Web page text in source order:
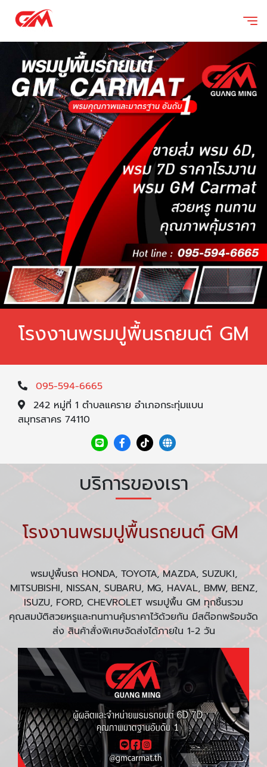
โรงงานพรมปูพื้นรถยนต์ GM
095-594-6665
242 หมู่ที่ 1 ตำบลแคราย อำเภอกระทุ่มแบน
สมุทรสาคร 74110
บริการของเรา
โรงงานพรมปูพื้นรถยนต์ GM
พรมปูพื้นรถ HONDA, TOYOTA, MAZDA, SUZUKI,
MITSUBISHI, NISSAN, SUBARU, MG, HAVAL, BMW, BENZ,
ISUZU, FORD, CHEVROLET พรมปูพื้น GM ทุกชิ้นรวม
คุณสมบัติสวยหรูและทนทานคุ้มราคาไว้ด้วยกัน มีสต๊อกพร้อมจัด
ส่ง สินค้าสั่งพิเศษจัดส่งได้ภายใน 1-2 วัน